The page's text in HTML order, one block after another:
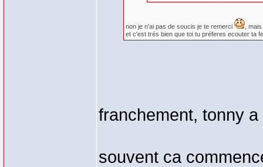
non je n'ai pas de soucis je te remerci
, mais
et c'est trés bien que toi tu préferes ecouter ta
franchement, tonny a
souvent ca